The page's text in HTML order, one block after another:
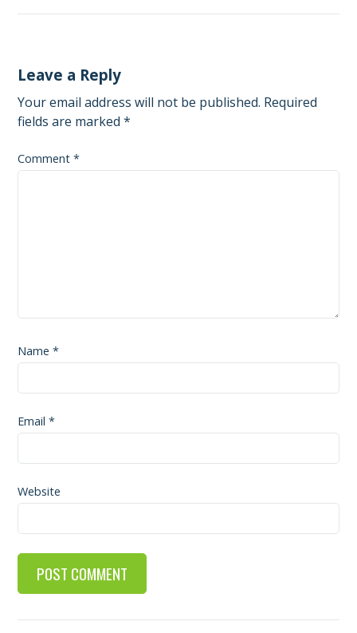
Leave a Reply
Your email address will not be published. Required
fields are marked*
Comment*
Name*
Email*
Website